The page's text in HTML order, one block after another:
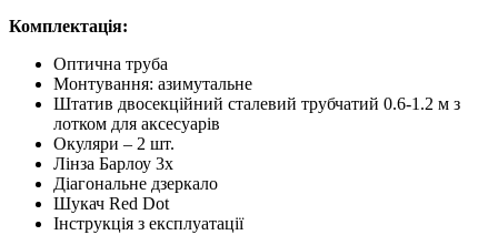
Комплектація:
Оптична труба
Монтування: азимутальне
Штатив двосекційний сталевий трубчатий 0.6-1.2 м з
лотком для аксесуарів
Окуляри – 2 шт.
Лінза Барлоу 3х
Діагональне дзеркало
Шукач Red Dot
Інструкція з експлуатації